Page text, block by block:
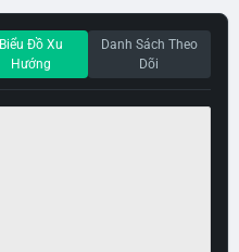
Biểu Đồ Xu
Hướng
Danh Sách Theo
Dõi